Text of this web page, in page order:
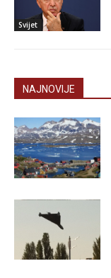
Svijet
NAJNOVIJE